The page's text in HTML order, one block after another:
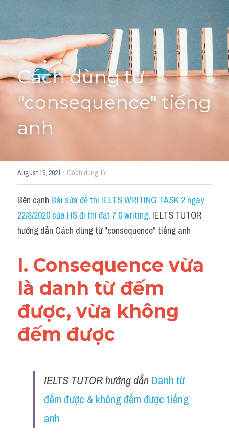
Học thử →
Cách dùng từ
"consequence" tiếng
anh
August 15, 2021· Cách dùng từ
Bên cạnh Bài sửa đề thi IELTS WRITING TASK 2 ngày
22/8/2020 của HS đi thi đạt 7.0 writing, IELTS TUTOR
hướng dẫn Cách dùng từ "consequence" tiếng anh
I. Consequence vừa
là danh từ đếm
được, vừa không
đếm được
IELTS TUTOR hướng dẫn Danh từ
đếm được & không đếm được tiếng
anh